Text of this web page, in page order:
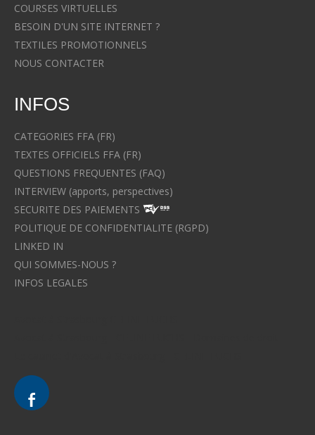
COURSES VIRTUELLES
BESOIN D'UN SITE INTERNET ?
TEXTILES PROMOTIONNELS
NOUS CONTACTER
INFOS
CATEGORIES FFA (FR)
TEXTES OFFICIELS FFA (FR)
QUESTIONS FREQUENTES (FAQ)
INTERVIEW (apports, perspectives)
SECURITE DES PAIEMENTS
POLITIQUE DE CONFIDENTIALITE (RGPD)
LINKED IN
QUI SOMMES-NOUS ?
INFOS LEGALES